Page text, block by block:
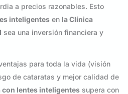
a precios razonables. Esto
inteligentes en la Clínica
sea una inversión financiera y
para toda la vida (visión
de cataratas y mejor calidad de
con lentes inteligentes supera con